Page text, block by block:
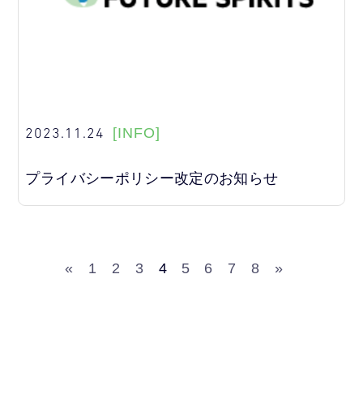
2023.11.24 [INFO]
プライバシーポリシー改定のお知らせ
« 1 2 3 4 5 6 7 8 »